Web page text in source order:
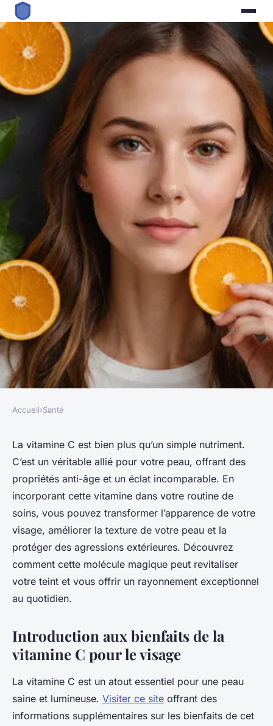
Découvrez comment la
vitamine c transforme votre
visage
adeline •5 mai 2025•6 min de lecture
Accueil›Santé
La vitamine C est bien plus qu’un simple nutriment.
C’est un véritable allié pour votre peau, offrant des
propriétés anti-âge et un éclat incomparable. En
incorporant cette vitamine dans votre routine de
soins, vous pouvez transformer l’apparence de votre
visage, améliorer la texture de votre peau et la
protéger des agressions extérieures. Découvrez
comment cette molécule magique peut revitaliser
votre teint et vous offrir un rayonnement exceptionnel
au quotidien.
Introduction aux bienfaits de la
vitamine C pour le visage
La vitamine C est un atout essentiel pour une peau
saine et lumineuse. Visiter ce site offrant des
informations supplémentaires sur les bienfaits de cet